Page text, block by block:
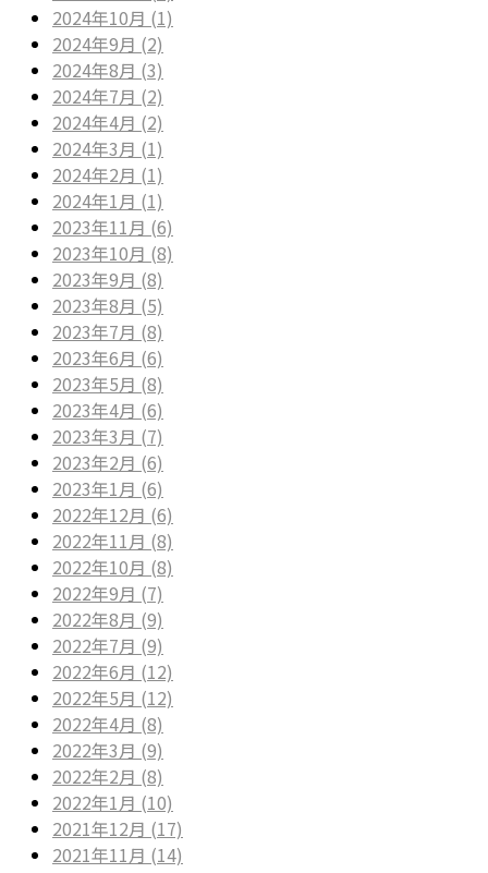
2024年10月 (1)
2024年9月 (2)
2024年8月 (3)
2024年7月 (2)
2024年4月 (2)
2024年3月 (1)
2024年2月 (1)
2024年1月 (1)
2023年11月 (6)
2023年10月 (8)
2023年9月 (8)
2023年8月 (5)
2023年7月 (8)
2023年6月 (6)
2023年5月 (8)
2023年4月 (6)
2023年3月 (7)
2023年2月 (6)
2023年1月 (6)
2022年12月 (6)
2022年11月 (8)
2022年10月 (8)
2022年9月 (7)
2022年8月 (9)
2022年7月 (9)
2022年6月 (12)
2022年5月 (12)
2022年4月 (8)
2022年3月 (9)
2022年2月 (8)
2022年1月 (10)
2021年12月 (17)
2021年11月 (14)